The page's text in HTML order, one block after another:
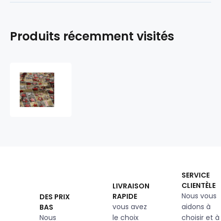
Produits récemment visités
DES PRIX
BAS
Nous
LIVRAISON
RAPIDE
vous avez
le choix
SERVICE
CLIENTÈLE
Nous vous
aidons à
choisir et à